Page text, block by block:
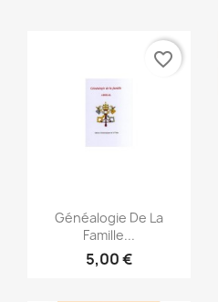
Aperçu rapide
Généalogie De La
Famille...
5,00 €
favorite_border